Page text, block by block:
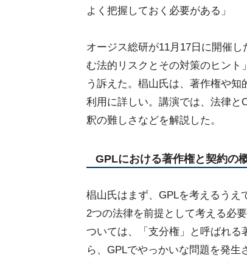
よく把握しておく必要がある」
オージス総研が11月17日に開催
む法的リスクとその対策のヒン
う訴えた。椙山氏は、著作権や
利用に詳しい。講演では、法律と
釈の難しさなどを解説した。
GPLにおける著作権と契約の
椙山氏はまず、GPLを考えるうえ
2つの法律を前提として考える必
ついては、「支分権」と呼ばれる
ら、GPLでやっかいな問題を発生